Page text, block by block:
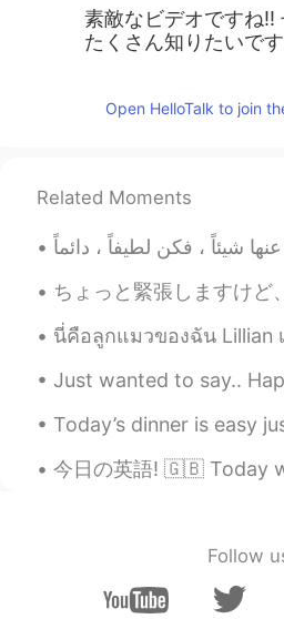
素敵なビデオですね!!
たくさん知りたいで
Open HelloTalk to join
Related Moments
ちょっと緊張しますけど、明日一人でディズニー・シーに行くことにします！🏰🌋 いっぱい写真を撮りたいので、多分アトラク
นี่คือลูกแมวของฉัน Lillian เธอชอบนั่งในกล่องจริงๆ😂 여긴 내 새끼 고양이 릴리안
Just wanted to say.. Happy women's day, ladies! 🤗💐..
Today’s dinner is easy just Korean instant noodles ^^ easy
今日の英語! 🇬🇧 Today we will learn how to use the phrase ’put up with’
Follow